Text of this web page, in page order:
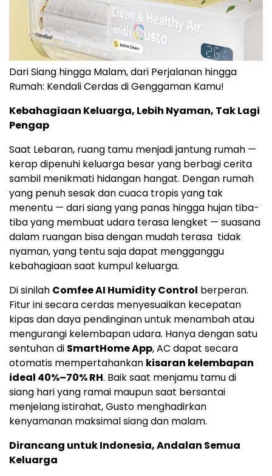
Dari Siang hingga Malam, dari Perjalanan hingga
Rumah: Kendali Cerdas di Genggaman Kamu!
Kebahagiaan Keluarga, Lebih Nyaman, Tak Lagi
Pengap
Saat Lebaran, ruang tamu menjadi jantung rumah —
kerap dipenuhi keluarga besar yang berbagi cerita
sambil menikmati hidangan hangat. Dengan rumah
yang penuh sesak dan cuaca tropis yang tak
menentu — dari siang yang panas hingga hujan tiba-
tiba yang membuat udara terasa lengket — suasana
dalam ruangan bisa dengan mudah terasa tidak
nyaman, yang tentu saja dapat mengganggu
kebahagiaan saat kumpul keluarga.
Di sinilah Comfee AI Humidity Control berperan.
Fitur ini secara cerdas menyesuaikan kecepatan
kipas dan daya pendinginan untuk menambah atau
mengurangi kelembapan udara. Hanya dengan satu
sentuhan di SmartHome App, AC dapat secara
otomatis mempertahankan kisaran kelembapan
ideal 40%–70% RH. Baik saat menjamu tamu di
siang hari yang ramai maupun saat bersantai
menjelang istirahat, Gusto menghadirkan
kenyamanan maksimal siang dan malam.
Dirancang untuk Indonesia, Andalan Semua
Keluarga